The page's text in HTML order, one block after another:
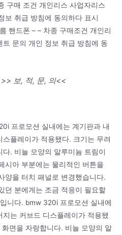
구매 조건 개인리스 사업자리스
보 취급 방침에 동의하다 표시
핸드폰 – – 차종 구매조건 개인리
문의 개인 정보 취급 방침에 동
보, 적, 문, 의<<
프로모션 실내에는 계기판과 내
플레이가 적용됐다. 크기는 무려
. 비늘 모양의 알루미늄 트림이
시아 부분에는 물리적인 버튼을
양을 터치 패널로 변경했습니다.
던 분에게는 조금 적응이 필요할
니다. bmw 320i 프로모션 실내에
는 커브드 디스플레이가 적용됐
면을 자랑합니다. 비늘 모양의 알